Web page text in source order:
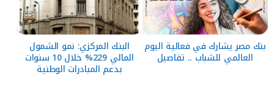
بنك مصر يشارك في فعالية اليوم
العالمي للشباب .. تفاصيل
البنك المركزي: نمو الشمول
المالي 229% خلال 10 سنوات
بدعم المبادرات الوطنية